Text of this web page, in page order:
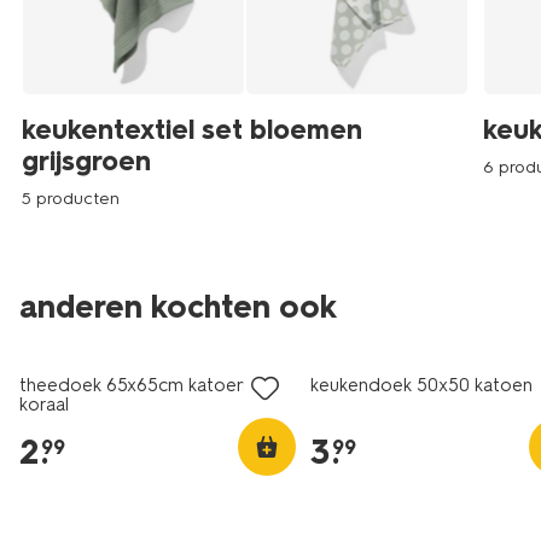
keukentextiel set bloemen
grijsgroen
5 producten
6
anderen kochten ook
theedoek 65x65cm katoen
koraal
2.
99
keukendoek 50x50 katoen
3.
99